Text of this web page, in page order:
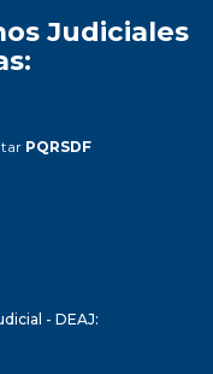
Judiciales
PQRSDF
- DEAJ: